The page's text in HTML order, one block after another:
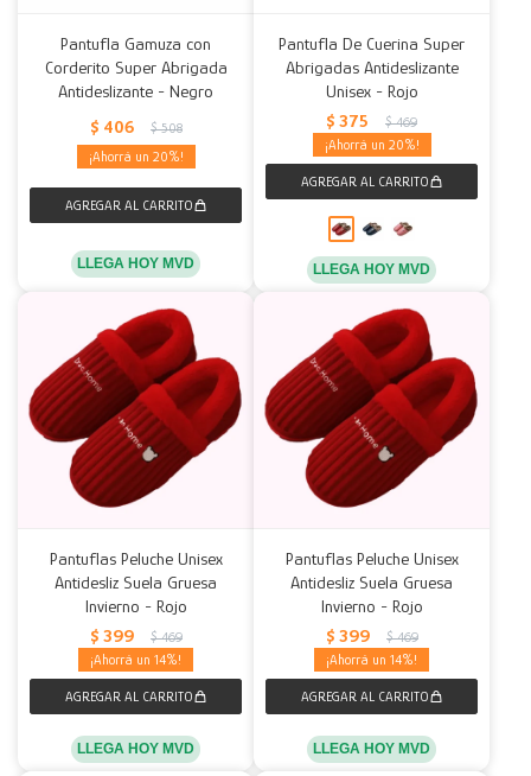
Pantufla Gamuza con
Corderito Super Abrigada
Antideslizante - Negro
$ 406 $ 508
20
LLEGA HOY MVD
Pantufla De Cuerina Super
Abrigadas Antideslizante
Unisex - Rojo
$ 375 $ 469
20
LLEGA HOY MVD
Pantuflas Peluche Unisex
Antidesliz Suela Gruesa
Invierno - Rojo
$ 399 $ 469
14
LLEGA HOY MVD
Pantuflas Peluche Unisex
Antidesliz Suela Gruesa
Invierno - Rojo
$ 399 $ 469
14
LLEGA HOY MVD